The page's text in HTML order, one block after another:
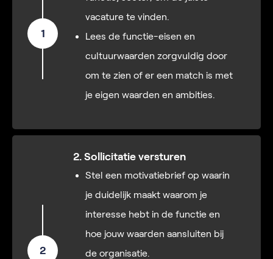
1
vacature te vinden.
Lees de functie-eisen en
cultuurwaarden zorgvuldig door
om te zien of er een match is met
je eigen waarden en ambities.
2
2. Sollicitatie versturen
Stel een motivatiebrief op waarin
je duidelijk maakt waarom je
interesse hebt in de functie en
hoe jouw waarden aansluiten bij
de organisatie.